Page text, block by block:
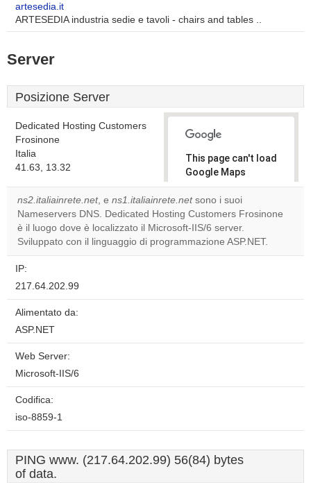
artesedia.it
ARTESEDIA industria sedie e tavoli - chairs and tables ..
Server
Posizione Server
Dedicated Hosting Customers
Frosinone
Italia
41.63, 13.32
This page can't load
Google Maps
correctly.
Do you
own this
website?
ns2.italiainrete.net, e ns1.italiainrete.netsono i suoi
Nameservers DNS. Dedicated Hosting Customers Frosinone
è il luogo dove è localizzato il Microsoft-IIS/6 server.
Sviluppato con il linguaggio di programmazione ASP.NET.
IP:
217.64.202.99
Alimentato da:
ASP.NET
Web Server:
Microsoft-IIS/6
Codifica:
iso-8859-1
PING www. (217.64.202.99) 56(84) bytes
of data.